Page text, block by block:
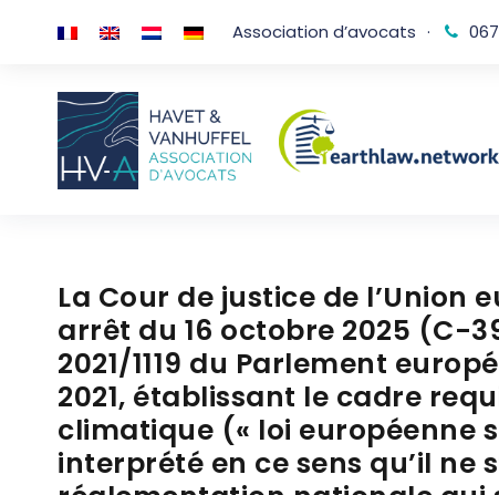
Association d’avocats ·
La Cour de justice de l’Union
arrêt du 16 octobre 2025 (C-
2021/1119 du Parlement
2021, établissant le cadre
climatique (« loi européenne
interprété en ce sens qu’il ne